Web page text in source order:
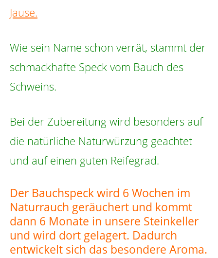
Jause.
Wie sein Name schon verrät, stammt der
schmackhafte Speck vom Bauch des
Schweins.
Bei der Zubereitung wird besonders auf
die natürliche Naturwürzung geachtet
und auf einen guten Reifegrad.
Der Bauchspeck wird 6 Wochen im
Naturrauch geräuchert und kommt
dann 6 Monate in unsere Steinkeller
und wird dort gelagert. Dadurch
entwickelt sich das besondere Aroma.